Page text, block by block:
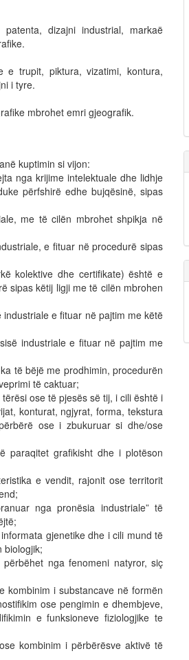
dizajni industrial, markaë
trupit, piktura, vizatimi, kontura,
i tyre.
mbrohet emri gjeografik.
kuptimin si vijon:
nga krijime intelektuale dhe lidhje
përfshirë edhe bujqësinë, sipas
me të cilën mbrohet shpikja në
e fituar në procedurë sipas
kolektive dhe certifikate) është e
sipas këtij ligji me të cilën mbrohen
e fituar në pajtim me këtë
industriale e fituar në pajtim me
të bëjë me prodhimin, procedurën
të caktuar;
ose të pjesës së tij, i cili është i
konturat, ngjyrat, forma, tekstura
ose i zbukuruar si dhe/ose
paraqitet grafikisht dhe i plotëson
e vendit, rajonit ose territorit
nga pronësia industriale” të
gjenetike dhe i cili mund të
biologjik;
nga fenomeni natyror, siç
kombinim i substancave në formën
ose pengimin e dhembjeve,
e funksioneve fiziologjike te
kombinim i përbërësve aktivë të